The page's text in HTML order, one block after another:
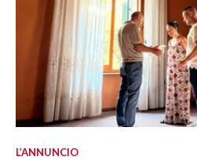
L’ANNUNCIO